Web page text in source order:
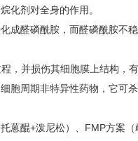
化剂对全身的作用。
成醛磷酰胺，而醛磷酰胺不
，并损伤其细胞膜上结构，
胞周期非特异性药物，它可
蒽醌+泼尼松）、FMP方案